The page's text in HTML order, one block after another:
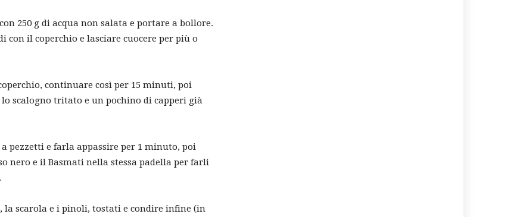
250 g di acqua non salata e portare a bollore.
il coperchio e lasciare cuocere per più o
continuare così per 15 minuti, poi
scalogno tritato e un pochino di capperi già
pezzetti e farla appassire per 1 minuto, poi
nero e il Basmati nella stessa padella per farli
scarola e i pinoli, tostati e condire infine (in